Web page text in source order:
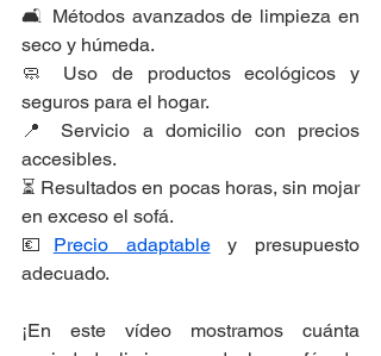
🛋 Métodos avanzados de limpieza en
seco y húmeda.
🧼 Uso de productos ecológicos y
seguros para el hogar.
📍 Servicio a domicilio con precios
accesibles.
⏳ Resultados en pocas horas, sin mojar
en exceso el sofá.
💶 Precio adaptable y presupuesto
adecuado.
¡En este vídeo mostramos cuánta